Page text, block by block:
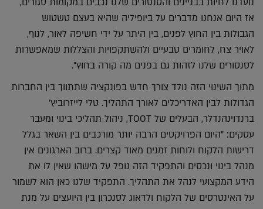
אז היום אנחנו מדברים על ביופיליה שהיא בעצם טשטוש
הגבולות בין החוץ לפנים, בין היתר על ידי חשיפה לאור, לנוף,
לאויר צח, לחומרים טבעיים ולהשתקפויות והצללות שמאפשרות
לסנסורים שלנו לזהות גם בפנים מה קורה בחוץ".
מתוך השינוי הזה נולד צורך חדש בפונקציה שתתווך בין החברות
הגדולות לבין האדריכלים לאורך התהליך. טלי לייזרוביץ'
ברנדוינהנדלר, הבעלים של TOOT, ניהול תהליכי בינוי ומעבר
עסקים: "היום הפרויקטים הרבה יותר מורכבים בין השאר בגלל
דרישות הלקוח ולוחות זמנים מאוד קצרים. ברוב הארגונים אין
מנהל בינוי ונכסים והתפקיד הזה נופל על מישהו שאין לו את
הידע המקצועי לנהל את התהליך. התפקיד שלנו כאן הוא לשמור
על האינטרסים של הלקוח ולדאוג לסנכרון בין היועצים על מנת